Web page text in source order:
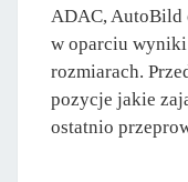
ADAC, AutoBild
w oparciu
rozmiarach.
pozycje jakie
ostatnio